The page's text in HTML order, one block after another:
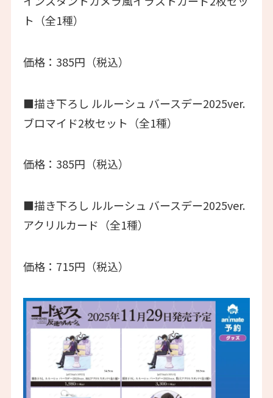
ト（全1種）
価格：385円（税込）
■描き下ろし ルルーシュ バースデー2025ver.
ブロマイド2枚セット（全1種）
価格：385円（税込）
■描き下ろし ルルーシュ バースデー2025ver.
アクリルカード（全1種）
価格：715円（税込）